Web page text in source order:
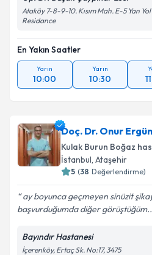
Metni'ni okudum ve
Takvim
Ataköy 7-8-9-10. Kısım Mah. E-5 Yan
Residance
En Yakın Saatler
Yarın
10:00
Yarın
10:30
Doç. Dr. Onur Ergün
Kulak Burun Boğaz
İstanbul, Ataşehir
5 (38 Değerlendirme)
ay boyunca geçmeyen sinüzit
başvurduğumda diğer
Bayındır Hastanesi
İçerenköy, Ertaç Sk. No:17, 3475